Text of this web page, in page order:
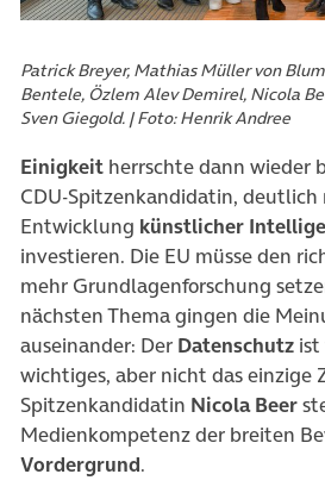
Patrick Breyer, Mathias Müller von
Bentele, Özlem Alev Demirel, Nicola
Sven Giegold. | Foto: Henrik Andree
Einigkeit herrschte dann wieder
CDU-Spitzenkandidatin, deutlich
Entwicklung künstlicher
investieren. Die EU müsse den
mehr Grundlagenforschung
nächsten Thema gingen die
auseinander: Der Datenschutz ist
wichtiges, aber nicht das einzige
Spitzenkandidatin Nicola Beer
Medienkompetenz der breiten
Vordergrund.